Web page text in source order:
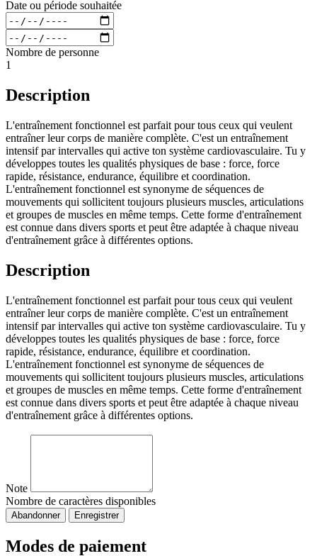
Date ou période souhaitée
Nombre de personne
1
Description
L'entraînement fonctionnel est parfait pour tous ceux qui veulent
entraîner leur corps de manière complète. C'est un entraînement
intensif par intervalles qui active ton système cardiovasculaire. Tu y
développes toutes les qualités physiques de base : force, force
rapide, résistance, endurance, équilibre et coordination.
L'entraînement fonctionnel est synonyme de séquences de
mouvements qui sollicitent toujours plusieurs muscles, articulations
et groupes de muscles en même temps. Cette forme d'entraînement
est connue dans divers sports et peut être adaptée à chaque niveau
d'entraînement grâce à différentes options.
Description
L'entraînement fonctionnel est parfait pour tous ceux qui veulent
entraîner leur corps de manière complète. C'est un entraînement
intensif par intervalles qui active ton système cardiovasculaire. Tu y
développes toutes les qualités physiques de base : force, force
rapide, résistance, endurance, équilibre et coordination.
L'entraînement fonctionnel est synonyme de séquences de
mouvements qui sollicitent toujours plusieurs muscles, articulations
et groupes de muscles en même temps. Cette forme d'entraînement
est connue dans divers sports et peut être adaptée à chaque niveau
d'entraînement grâce à différentes options.
Note
Nombre de caractères disponibles
Abandonner Enregistrer
Modes de paiement